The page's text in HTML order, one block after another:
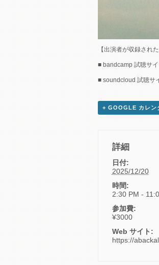
【出演者が収録され
■ bandcamp 試聴サ
■ soundcloud 試聴サ
+ GOOGLE カレン
詳細
日付:
2025/12/20
時間:
2:30 PM -
参加費:
¥3000
Web サイト:
https://